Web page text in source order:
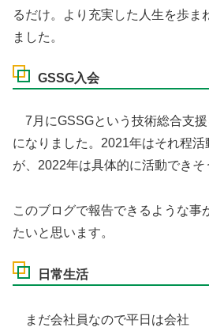
るだけ。より充実した人生を歩ま
ました。
GSSG入会
7月にGSSGという技術総合支
になりました。2021年はそれ程
が、2022年は具体的に活動できそ
このブログで報告できるような事
たいと思います。
日常生活
まだ会社員なので平日は会社